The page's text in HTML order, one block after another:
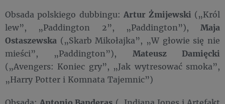
Obsada polskiego dubbingu:Artur Żmijewski („Król
lew”, „Paddington 2”, „Paddington”), Maja
Ostaszewska („Skarb Mikołajka”, „W głowie się nie
mieści”, „Paddington”), Mateusz Damięcki
(„Avengers: Koniec gry”, „Jak wytresować smoka”,
„Harry Potter i Komnata Tajemnic”)